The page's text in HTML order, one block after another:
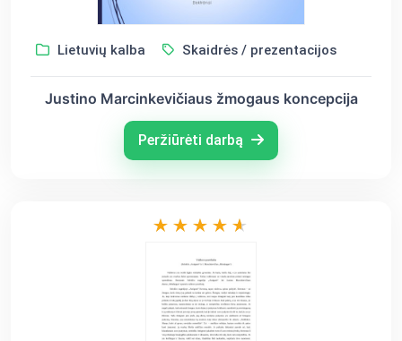
Lietuvių kalba Skaidrės / prezentacijos
Justino Marcinkevičiaus žmogaus koncepcija
Peržiūrėti darbą